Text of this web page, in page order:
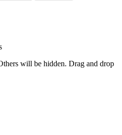
will be hidden. Drag and drop